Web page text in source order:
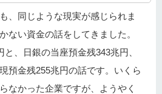
、同じような現実が感じられま
ない資金の話をしてきました。
、日銀の当座預金残343兆円、
預金残255兆円の話です。いくら
なかった企業ですが、ようやく